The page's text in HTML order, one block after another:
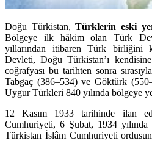
Doğu Türkistan,Türklerin eski
Bölgeye ilk hâkim olan Türk
yıllarından itibaren Türk birliğini
Devleti, Doğu Türkistan’ı
coğrafyası bu tarihten sonra
Tabgaç (386–534) ve Göktürk
Uygur Türkleri 840 yılında bölgeye
12 Kasım 1933 tarihinde ilan
Cumhuriyeti, 6 Şubat, 1934
Türkistan İslâm Cumhuriyeti